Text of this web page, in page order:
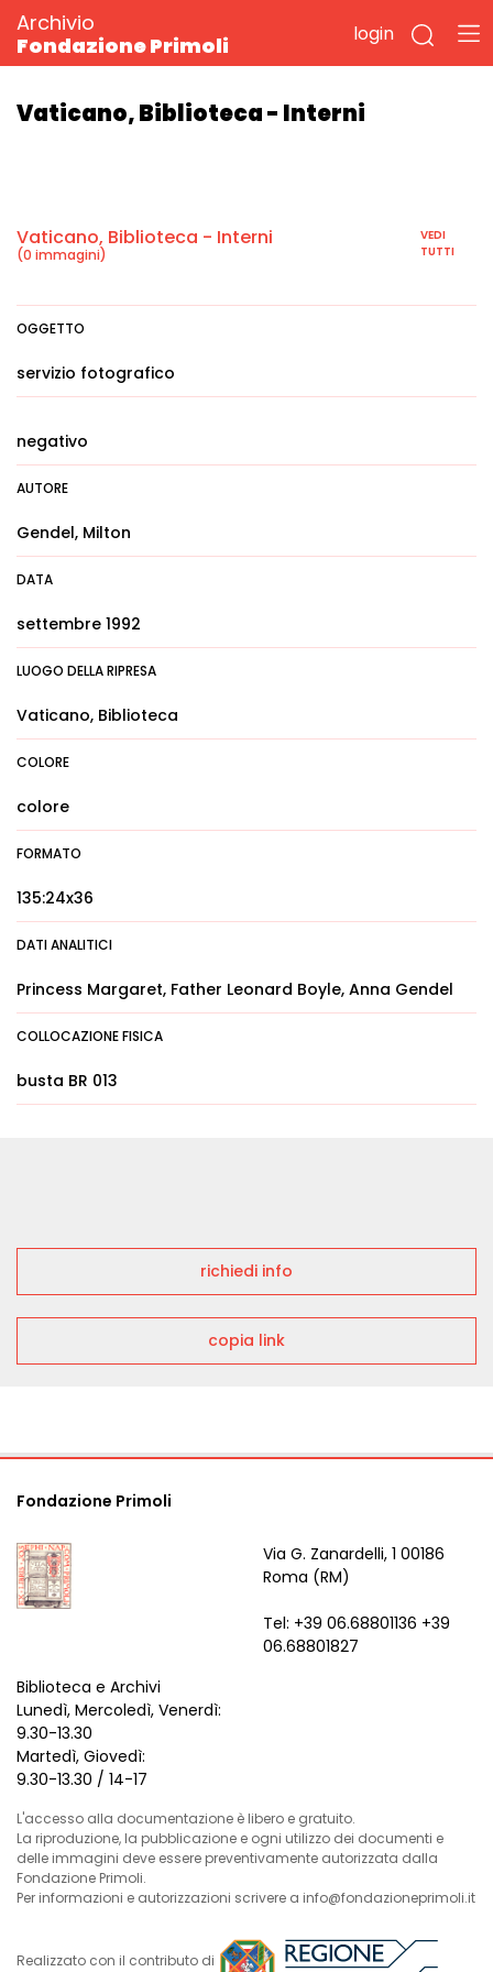
Archivio
Fondazione Primoli
login
Vaticano, Biblioteca - Interni
Vaticano, Biblioteca - Interni
(0 immagini)
VEDI
TUTTI
OGGETTO
servizio fotografico
negativo
AUTORE
Gendel, Milton
DATA
settembre 1992
LUOGO DELLA RIPRESA
Vaticano, Biblioteca
COLORE
colore
FORMATO
135:24x36
DATI ANALITICI
Princess Margaret, Father Leonard Boyle, Anna Gendel
COLLOCAZIONE FISICA
busta BR 013
richiedi info
copia link
Fondazione Primoli
Via G. Zanardelli, 1 00186
Roma (RM)
Tel: +39 06.68801136 +39
06.68801827
Biblioteca e Archivi
Lunedì, Mercoledì, Venerdì:
9.30-13.30
Martedì, Giovedì:
9.30-13.30 / 14-17
L'accesso alla documentazione è libero e gratuito.
La riproduzione, la pubblicazione e ogni utilizzo dei documenti e
delle immagini deve essere preventivamente autorizzata dalla
Fondazione Primoli.
Per informazioni e autorizzazioni scrivere a info@fondazioneprimoli.it
Realizzato con il contributo di